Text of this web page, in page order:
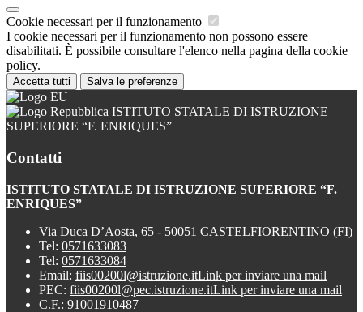
Cookie necessari per il funzionamento
I cookie necessari per il funzionamento non possono essere
disabilitati. È possibile consultare l'elenco nella pagina della cookie
policy.
Accetta tutti Salva le preferenze
ISTITUTO STATALE DI ISTRUZIONE
SUPERIORE “F. ENRIQUES”
Contatti
ISTITUTO STATALE DI ISTRUZIONE SUPERIORE “F.
ENRIQUES”
Via Duca D’Aosta, 65 - 50051 CASTELFIORENTINO (FI)
Tel: 0571633083
Tel: 0571633084
Email: fiis00200l@istruzione.itLink per inviare una mail
PEC: fiis00200l@pec.istruzione.itLink per inviare una mail
C.F.: 91001910487